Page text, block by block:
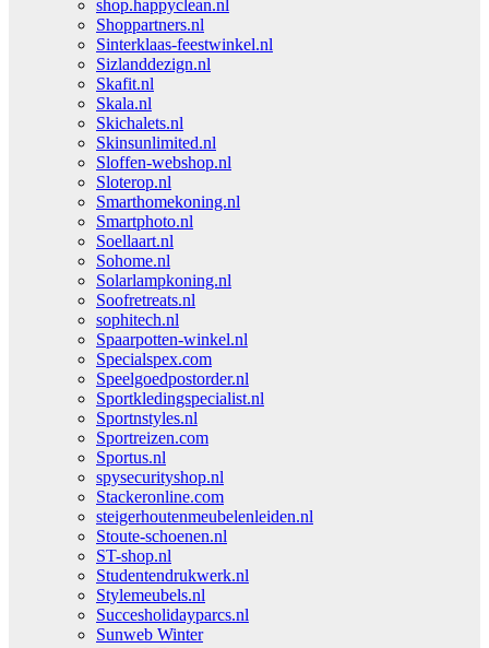
shop.happyclean.nl
Shoppartners.nl
Sinterklaas-feestwinkel.nl
Sizlanddezign.nl
Skafit.nl
Skala.nl
Skichalets.nl
Skinsunlimited.nl
Sloffen-webshop.nl
Sloterop.nl
Smarthomekoning.nl
Smartphoto.nl
Soellaart.nl
Sohome.nl
Solarlampkoning.nl
Soofretreats.nl
sophitech.nl
Spaarpotten-winkel.nl
Specialspex.com
Speelgoedpostorder.nl
Sportkledingspecialist.nl
Sportnstyles.nl
Sportreizen.com
Sportus.nl
spysecurityshop.nl
Stackeronline.com
steigerhoutenmeubelenleiden.nl
Stoute-schoenen.nl
ST-shop.nl
Studentendrukwerk.nl
Stylemeubels.nl
Succesholidayparcs.nl
Sunweb Winter